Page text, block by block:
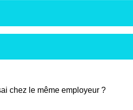
chez le même employeur ?